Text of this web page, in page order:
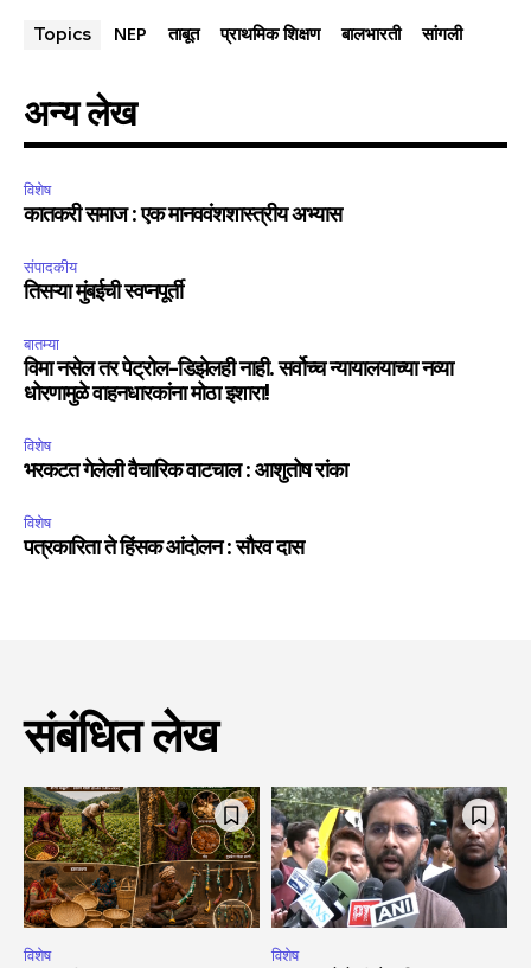
Topics NEP ताबूत प्राथमिक शिक्षण बालभारती सांगली
अन्य लेख
विशेष
कातकरी समाज : एक मानववंशशास्त्रीय अभ्यास
संपादकीय
तिसऱ्या मुंबईची स्वप्नपूर्ती
बातम्या
विमा नसेल तर पेट्रोल-डिझेलही नाही. सर्वोच्च न्यायालयाच्या नव्या
धोरणामुळे वाहनधारकांना मोठा इशारा!
विशेष
भरकटत गेलेली वैचारिक वाटचाल : आशुतोष रांका
विशेष
पत्रकारिता ते हिंसक आंदोलन : सौरव दास
संबंधित लेख
विशेष विशेष